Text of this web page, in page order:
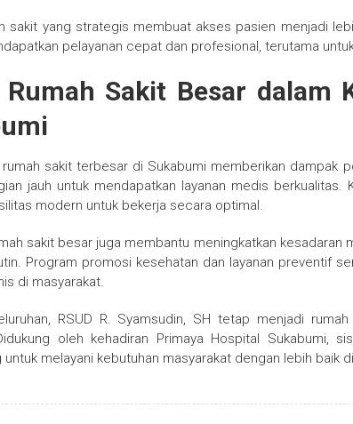
sakit yang strategis membuat akses pasien menjadi
pelayanan cepat dan profesional, terutama
Rumah Sakit Besar dalam
rumah sakit terbesar di Sukabumi memberikan dampak
jauh untuk mendapatkan layanan medis berkualitas.
modern untuk bekerja secara optimal.
sakit besar juga membantu meningkatkan kesadaran
Program promosi kesehatan dan layanan preventif
di masyarakat.
RSUD R. Syamsudin, SH tetap menjadi
oleh kehadiran Primaya Hospital Sukabumi,
melayani kebutuhan masyarakat dengan lebih baik